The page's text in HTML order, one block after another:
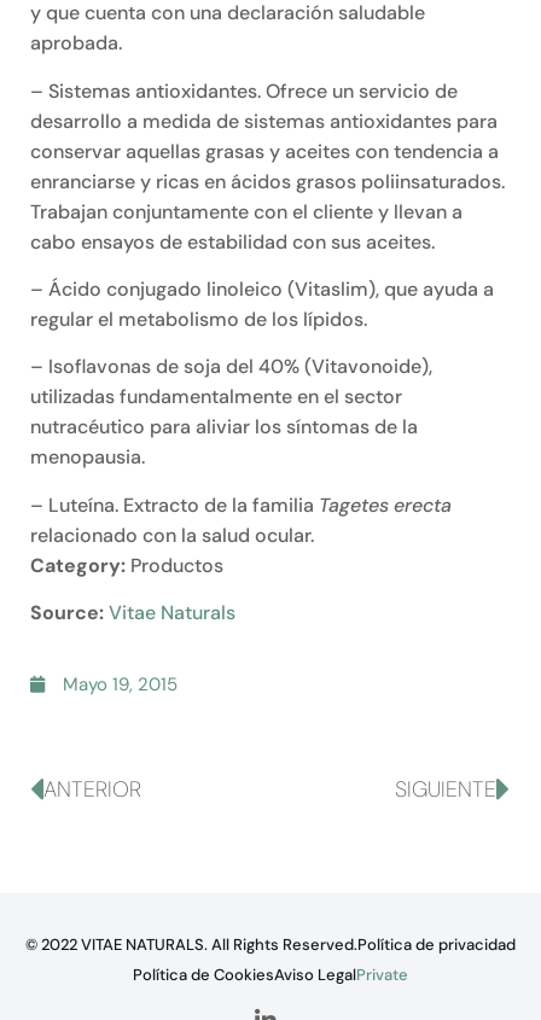
y que cuenta con una declaración saludable
aprobada.
– Sistemas antioxidantes. Ofrece un servicio de
desarrollo a medida de sistemas antioxidantes para
conservar aquellas grasas y aceites con tendencia a
enranciarse y ricas en ácidos grasos poliinsaturados.
Trabajan conjuntamente con el cliente y llevan a
cabo ensayos de estabilidad con sus aceites.
– Ácido conjugado linoleico (Vitaslim), que ayuda a
regular el metabolismo de los lípidos.
– Isoflavonas de soja del 40% (Vitavonoide),
utilizadas fundamentalmente en el sector
nutracéutico para aliviar los síntomas de la
menopausia.
– Luteína. Extracto de la familia Tagetes erecta
relacionado con la salud ocular.
Category: Productos
Source:Vitae Naturals
Mayo 19, 2015
ANTERIOR SIGUIENTE
© 2022 VITAE NATURALS. All Rights Reserved.Política de privacidad
Política de CookiesAviso LegalPrivate